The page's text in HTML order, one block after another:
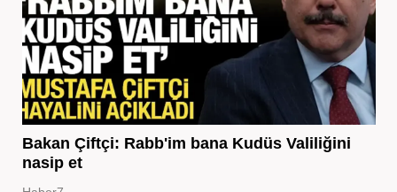
Bakan Çiftçi: Rabb'im bana Kudüs Valiliğini
nasip et